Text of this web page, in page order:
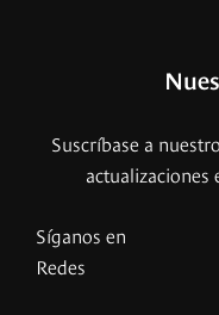
Suscríbase a
actualizaciones
Síganos en
Redes